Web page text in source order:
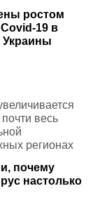
ростом
19 в
весь
регионах
области.
почему
настолько